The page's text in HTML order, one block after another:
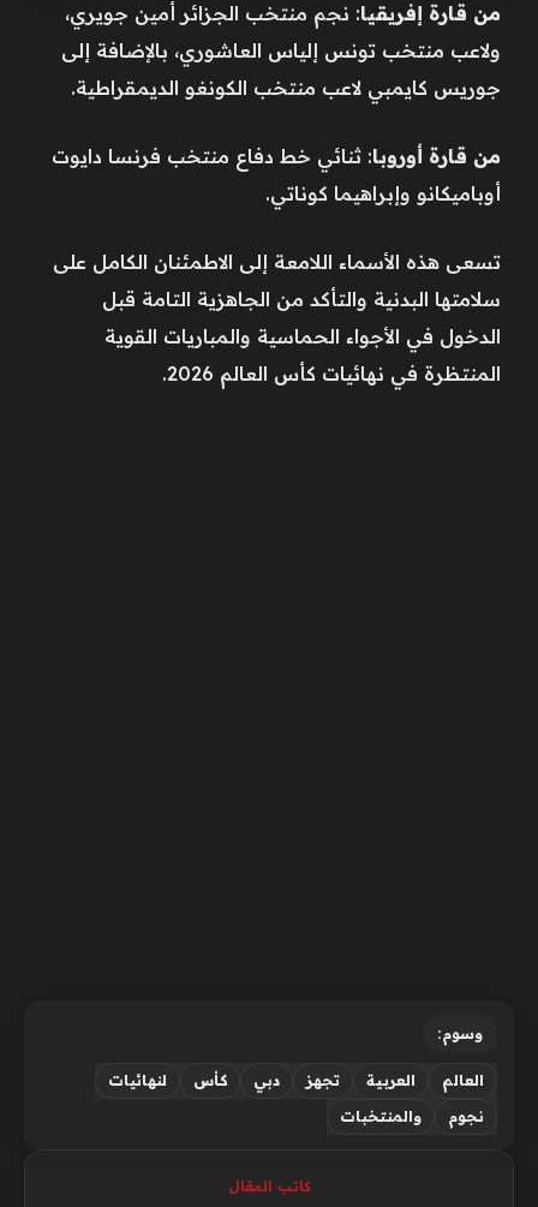
من قارة إفريقيا: نجم منتخب الجزائر أمين جويري،
ولاعب منتخب تونس إلياس العاشوري، بالإضافة إلى
جوريس كايمبي لاعب منتخب الكونغو الديمقراطية.
من قارة أوروبا: ثنائي خط دفاع منتخب فرنسا دايوت
أوباميكانو وإبراهيما كوناتي.
تسعى هذه الأسماء اللامعة إلى الاطمئنان الكامل على
سلامتها البدنية والتأكد من الجاهزية التامة قبل
الدخول في الأجواء الحماسية والمباريات القوية
المنتظرة في نهائيات كأس العالم 2026.
وسوم:
العالم العربية تجهز دبي كأس
لنهائيات
نجوم
والمنتخبات
كاتب المقال